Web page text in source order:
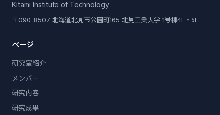
Kitami Institute of Technology
〒090-8507 北海道北見市公園町165 北見工業大学 1号棟4F・5F
ページ
研究室紹介
メンバー
研究内容
研究成果